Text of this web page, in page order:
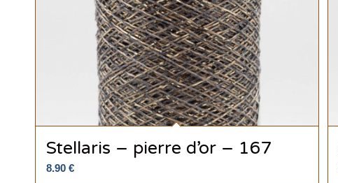
Stellaris – pierre d’or – 167
8.90 €